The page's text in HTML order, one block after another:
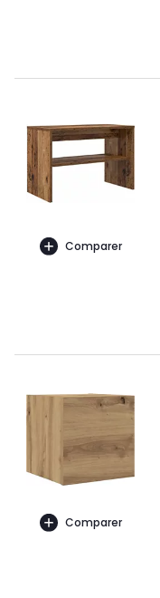
Comparer
Comparer